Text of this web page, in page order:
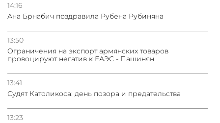
14:16
Ана Брнабич поздравила Рубена Рубиняна
13:50
Oграничения на экспорт армянских товаров
провоцируют негатив к ЕАЭС - Пашинян
13:41
Судят Католикоса: день позора и предательства
13:23